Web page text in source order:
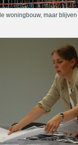
woningbouw, maar blijven